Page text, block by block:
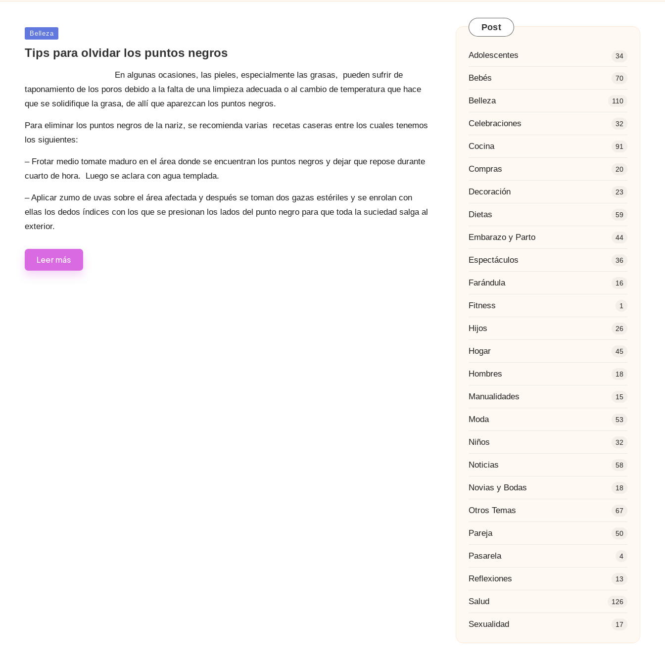
Publicada
Belleza
Tips para olvidar los puntos negros
En algunas ocasiones, las pieles, especialmente las grasas, pueden sufrir de
taponamiento de los poros debido a la falta de una limpieza adecuada o al cambio de temperatura que hace
que se solidifique la grasa, de allí que aparezcan los puntos negros.
Para eliminar los puntos negros de la nariz, se recomienda varias recetas caseras entre los cuales tenemos
los siguientes:
– Frotar medio tomate maduro en el área donde se encuentran los puntos negros y dejar que repose durante
cuarto de hora. Luego se aclara con agua templada.
– Aplicar zumo de uvas sobre el área afectada y después se toman dos gazas estériles y se enrolan con
ellas los dedos índices con los que se presionan los lados del punto negro para que toda la suciedad salga al
exterior.
Leer más
Post
Adolescentes 34
Bebés 70
Belleza 110
Celebraciones 32
Cocina 91
Compras 20
Decoración 23
Dietas 59
Embarazo y Parto 44
Espectáculos 36
Farándula 16
Fitness 1
Hijos 26
Hogar 45
Hombres 18
Manualidades 15
Moda 53
Niños 32
Noticias 58
Novias y Bodas 18
Otros Temas 67
Pareja 50
Pasarela 4
Reflexiones 13
Salud 126
Sexualidad 17